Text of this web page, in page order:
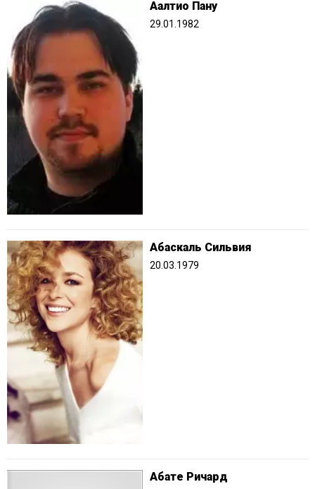
Аалтио Пану
29.01.1982
Абаскаль Сильвия
20.03.1979
Абате Ричард